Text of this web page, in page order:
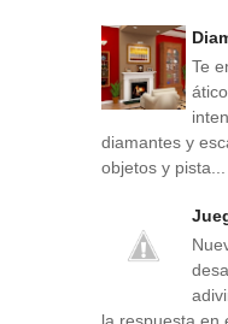
Te
diamantes y
objetos y pista...